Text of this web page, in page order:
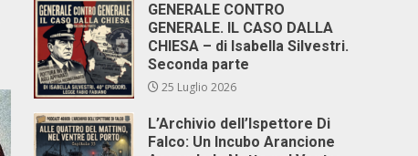
GENERALE CONTRO
GENERALE. IL CASO DALLA
CHIESA – di Isabella Silvestri.
Seconda parte
25 Luglio 2026
L’Archivio dell’Ispettore Di
Falco: Un Incubo Arancione